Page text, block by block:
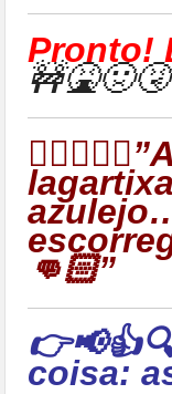
Pronto!
🚧🤮🤢🤧
👊🏻”
coisa: